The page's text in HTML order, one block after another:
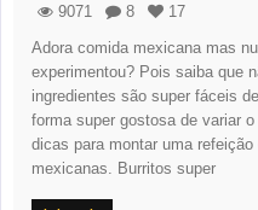
9071 8
17
Adora comida mexicana mas
experimentou? Pois saiba que
ingredientes são super fáceis
forma super gostosa de variar
dicas para montar uma
mexicanas. Burritos super